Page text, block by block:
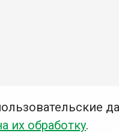
их обработку.